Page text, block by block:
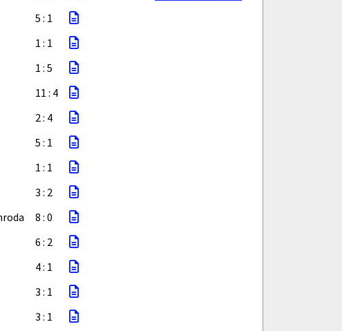
5 : 1
1 : 1
1 : 5
11 : 4
2 : 4
5 : 1
1 : 1
3 : 2
8 : 0
6 : 2
4 : 1
3 : 1
3 : 1